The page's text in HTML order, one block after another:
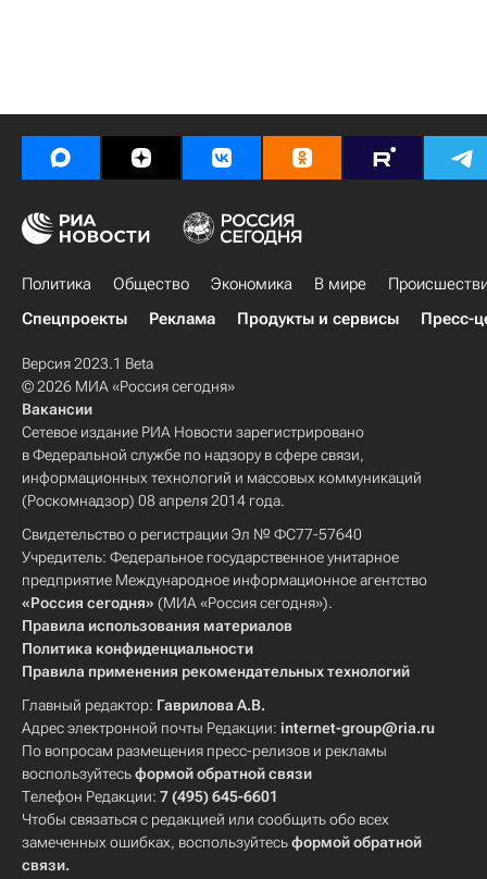
Политика Общество Экономика В мире
Спецпроекты
Реклама Продукты и сервисы Пресс-
Версия 2023.1 Beta
© 2026 МИА «Россия сегодня»
Вакансии
Сетевое издание РИА Новости зарегистрировано
в Федеральной службе по надзору в сфере связи,
информационных технологий и массовых коммуникаций
(Роскомнадзор) 08 апреля 2014 года.
Свидетельство о регистрации Эл № ФС77-57640
Учредитель: Федеральное государственное унитарное
предприятие Международное информационное агентство
«Россия сегодня» (МИА «Россия сегодня»).
Правила использования материалов
Политика конфиденциальности
Правила применения рекомендательных технологий
Главный редактор: Гаврилова А.В.
Адрес электронной почты Редакции: internet-group@ria.ru
По вопросам размещения пресс-релизов и рекламы
воспользуйтесьформой обратной связи
Телефон Редакции: 7 (495) 645-6601
Чтобы связаться с редакцией или сообщить обо всех
замеченных ошибках, воспользуйтесьформой обратной
связи.